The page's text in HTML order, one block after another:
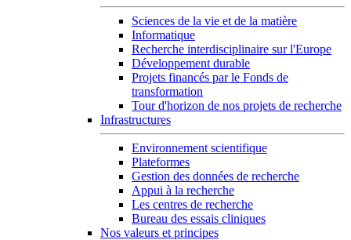
Sciences de la vie et de la matière
Informatique
Recherche interdisciplinaire sur l'Europe
Développement durable
Projets financés par le Fonds de
transformation
Tour d'horizon de nos projets de recherche
Infrastructures
Environnement scientifique
Plateformes
Gestion des données de recherche
Appui à la recherche
Les centres de recherche
Bureau des essais cliniques
Nos valeurs et principes